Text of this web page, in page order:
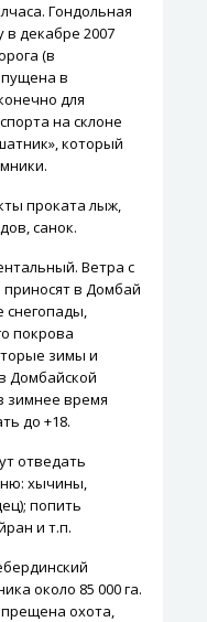
Гондольная
в декабре 2007
(в
в
для
на склоне
который
проката лыж,
санок.
Ветра с
в Домбай
снегопады,
покрова
зимы и
Домбайской
зимнее время
до +18.
отведать
хычины,
попить
и т.п.
около 85 000 га.
охота,